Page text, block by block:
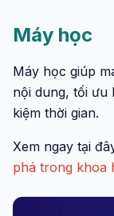
Máy học
Máy học giúp
nội dung, tối ưu
kiệm thời gian.
Xem ngay tại
phá trong khoa